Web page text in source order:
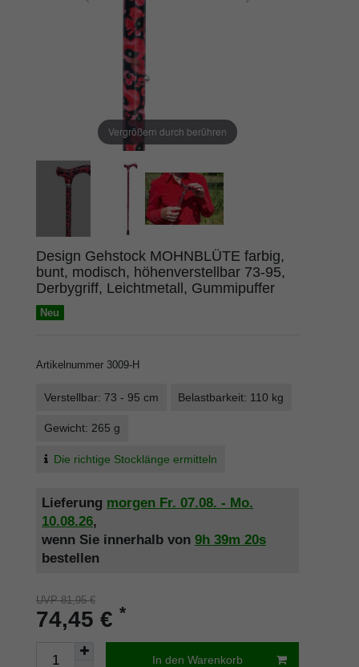
Vergrößern durch berühren
Design Gehstock MOHNBLÜTE farbig,
bunt, modisch, höhenverstellbar 73-95,
Derbygriff, Leichtmetall, Gummipuffer
Neu
Artikelnummer 3009-H
Verstellbar: 73 - 95 cm Belastbarkeit: 110 kg
Gewicht: 265 g
Die richtige Stocklänge ermitteln
Lieferung morgen Fr. 07.08. - Mo.
10.08.26,
wenn Sie innerhalb von 9h 39m 19s
bestellen
UVP 81,95 €
74,45 € *
In den Warenkorb